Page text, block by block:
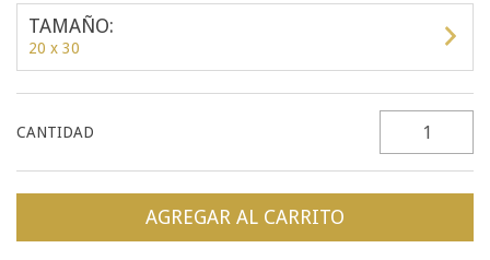
TAMAÑO:
20 x 30
CANTIDAD